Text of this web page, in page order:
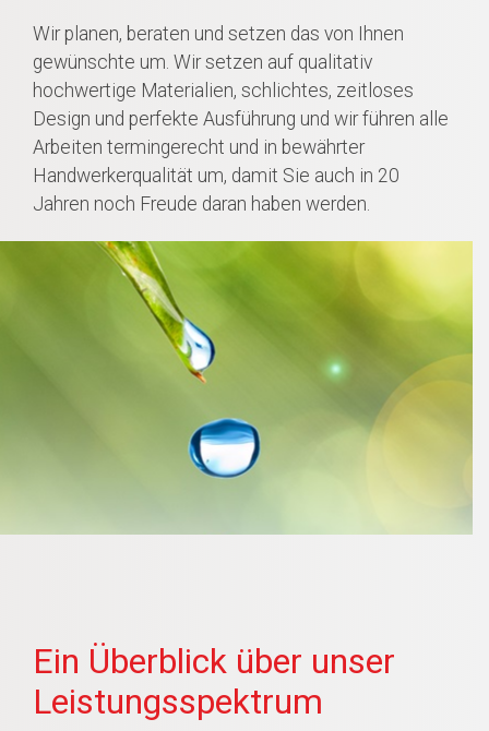
Wir planen, beraten und setzen das von Ihnen
gewünschte um. Wir setzen auf qualitativ
hochwertige Materialien, schlichtes, zeitloses
Design und perfekte Ausführung und wir führen alle
Arbeiten termingerecht und in bewährter
Handwerkerqualität um, damit Sie auch in 20
Jahren noch Freude daran haben werden.
Ein Überblick über unser
Leistungsspektrum